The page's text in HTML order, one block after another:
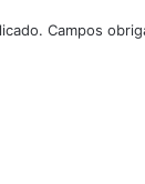
Campos